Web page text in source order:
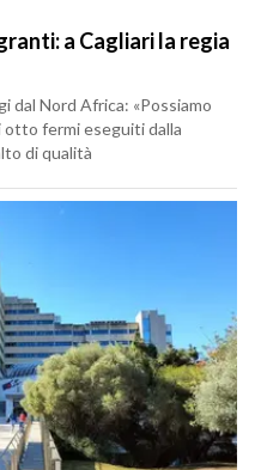
a Cagliari la regia
dal Nord Africa: «Possiamo
otto fermi eseguiti dalla
di qualità